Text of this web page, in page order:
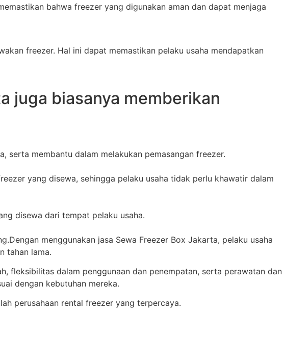
bahwa freezer yang digunakan aman dan dapat menjaga
freezer. Hal ini dapat memastikan pelaku usaha mendapatkan
juga biasanya memberikan
serta membantu dalam melakukan pemasangan freezer.
yang disewa, sehingga pelaku usaha tidak perlu khawatir dalam
disewa dari tempat pelaku usaha.
menggunakan jasa Sewa Freezer Box Jakarta, pelaku usaha
tahan lama.
fleksibilitas dalam penggunaan dan penempatan, serta perawatan dan
dengan kebutuhan mereka.
perusahaan rental freezer yang terpercaya.